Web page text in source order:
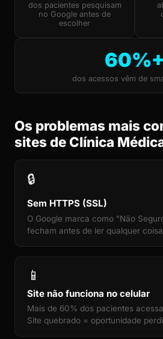
dos pacientes pesquisam
no Google antes de
escolher
60%+
dos acessos vêm de
Os problemas mais
sites de Clínica
🔒
Sem HTTPS (SSL)
O Google marca como "Não
fecham antes de ler qualquer
📱
Site não funciona no celular
Mais de 60% dos pacientes
Site quebrado = oportunidade